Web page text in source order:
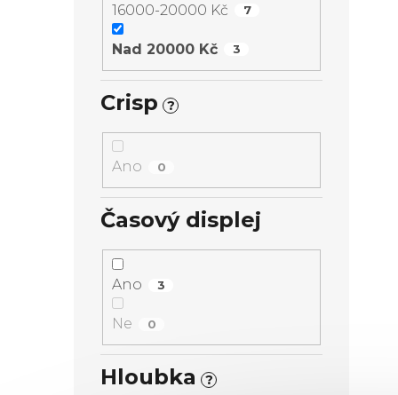
16000-20000 Kč 7
Nad 20000 Kč 3
Crisp ?
Ano 0
Časový displej
Ano 3
Ne 0
Hloubka ?